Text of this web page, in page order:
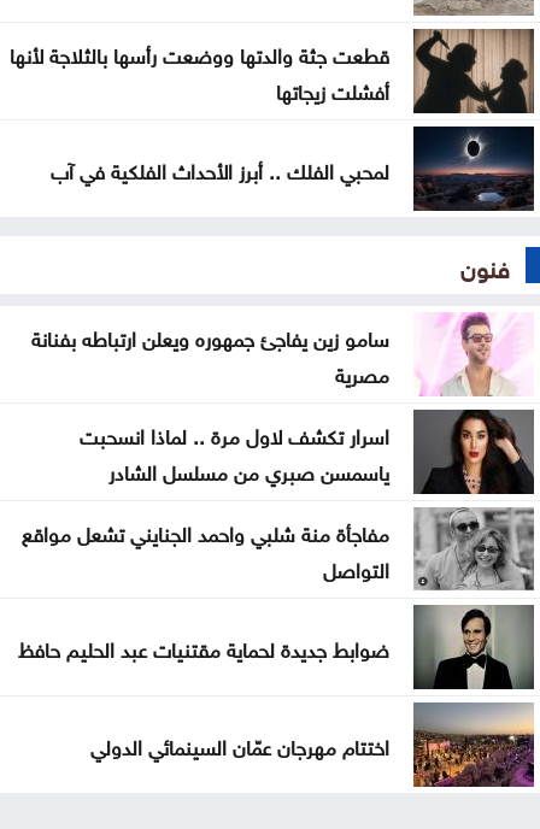
قطعت جثة والدتها ووضعت رأسها بالثلاجة لأنها
أفشلت زيجاتها
لمحبي الفلك .. أبرز الأحداث الفلكية في آب
فنون
سامو زين يفاجئ جمهوره ويعلن ارتباطه بفنانة
مصرية
اسرار تكشف لاول مرة .. لماذا انسحبت
ياسمسن صبري من مسلسل الشادر
مفاجأة منة شلبي واحمد الجنايني تشعل مواقع
التواصل
ضوابط جديدة لحماية مقتنيات عبد الحليم حافظ
اختتام مهرجان عمّان السينمائي الدولي